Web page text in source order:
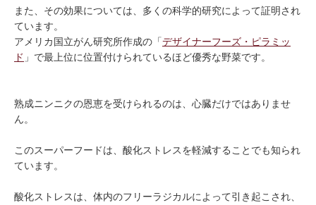
また、その効果については、多くの科学的研究によって証明され
ています。
アメリカ国立がん研究所作成の「デザイナーフーズ・ピラミッ
ド 」で最上位に位置付けられているほど優秀な野菜です。
熟成ニンニクの恩恵を受けられるのは、心臓だけではありませ
ん。
このスーパーフードは、酸化ストレスを軽減することでも知られ
ています。
酸化ストレスは、体内のフリーラジカルによって引き起こされ、